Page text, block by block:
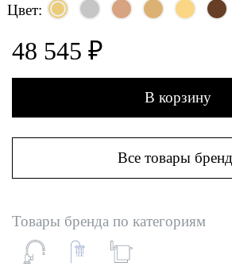
Цвет:
48 545 ₽
В корзину
Все товары
Товары бренда по категориям